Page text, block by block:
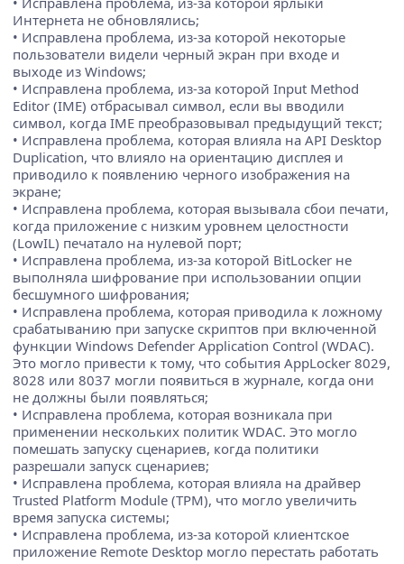
Интернета не обновлялись;
• Исправлена проблема, из-за которой некоторые
пользователи видели черный экран при входе и
выходе из Windows;
• Исправлена проблема, из-за которой Input Method
Editor (IME) отбрасывал символ, если вы вводили
символ, когда IME преобразовывал предыдущий текст;
• Исправлена проблема, которая влияла на API Desktop
Duplication, что влияло на ориентацию дисплея и
приводило к появлению черного изображения на
экране;
• Исправлена проблема, которая вызывала сбои печати,
когда приложение с низким уровнем целостности
(LowIL) печатало на нулевой порт;
• Исправлена проблема, из-за которой BitLocker не
выполняла шифрование при использовании опции
бесшумного шифрования;
• Исправлена проблема, которая приводила к ложному
срабатыванию при запуске скриптов при включенной
функции Windows Defender Application Control (WDAC).
Это могло привести к тому, что события AppLocker 8029,
8028 или 8037 могли появиться в журнале, когда они
не должны были появляться;
• Исправлена проблема, которая возникала при
применении нескольких политик WDAC. Это могло
помешать запуску сценариев, когда политики
разрешали запуск сценариев;
• Исправлена проблема, которая влияла на драйвер
Trusted Platform Module (TPM), что могло увеличить
время запуска системы;
• Исправлена проблема, из-за которой клиентское
приложение Remote Desktop могло перестать работать